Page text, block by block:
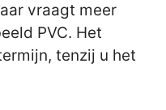
vraagt meer
PVC. Het
tenzij u het